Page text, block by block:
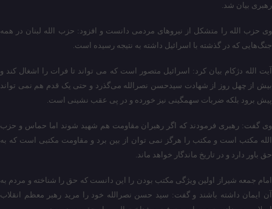
رهبری بیان شد.
وی حزب الله را متشکل از نیروهای مردمی دانست و افزود: حزب الله لبنان در همه
جنگ‌هایی که در گذشته با اسرائیل داشته به نتیجه رسیده است.
آیت الله دژکام بیان کرد: اسرائیل متصور است که می تواند تا فرات را اشغال کند و
بیش از چهل روز از شهادت سیدحسن نصرالله می‌گذرد و حتی یک قدم هم نمی تواند
پیش برود بلکه ضربات سهمگینی نیز خورده و در پی عقب نشینی است.
وی گفت: رهبری فرمودند که اگر رهبران مقاومت هم شهید شوند اما حماس و حزب
الله مکتب است و مکتب را هرگز نمی توان از بین برد و مقاومت مکتبی است که به
حق باور دارد و در تاریخ ماندگار خواهد ماند.
امام جمعه شیراز اولین ویژگی مکتب بودن را این دانست که حق را شناخته و مردم به
آن ایمان داشته باشند و گفت: سید حسن نصرالله خود را مرید رهبر معظم انقلاب